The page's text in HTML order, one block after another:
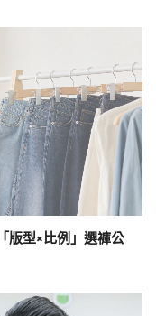
版型×比例」選褲公